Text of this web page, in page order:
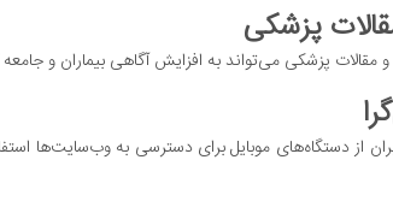
و مقالات پزشکی می‌تواند به افزایش آگاهی بیماران و